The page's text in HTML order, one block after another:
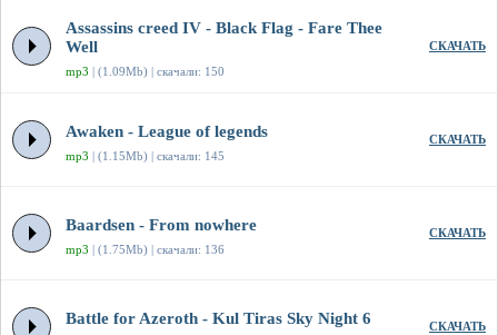
Assassins creed IV - Black Flag - Fare Thee
Well
mp3 | (1.09Mb) | скачали: 150
СКАЧАТЬ
Awaken - League of legends
mp3 | (1.15Mb) | скачали: 145
СКАЧАТЬ
Baardsen - From nowhere
mp3 | (1.75Mb) | скачали: 136
СКАЧАТЬ
Battle for Azeroth - Kul Tiras Sky Night 6 СКАЧАТЬ